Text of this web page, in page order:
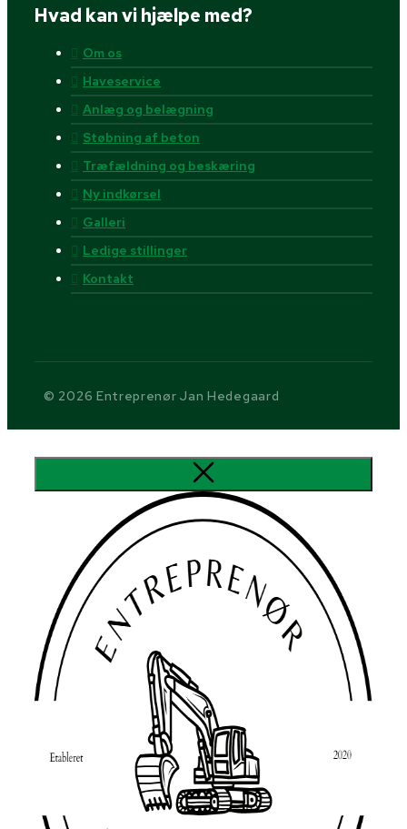
Hvad kan vi hjælpe med?
Om os
Haveservice
Anlæg og belægning
Støbning af beton
Træfældning og beskæring
Ny indkørsel
Galleri
Ledige stillinger
Kontakt
© 2026 Entreprenør Jan Hedegaard